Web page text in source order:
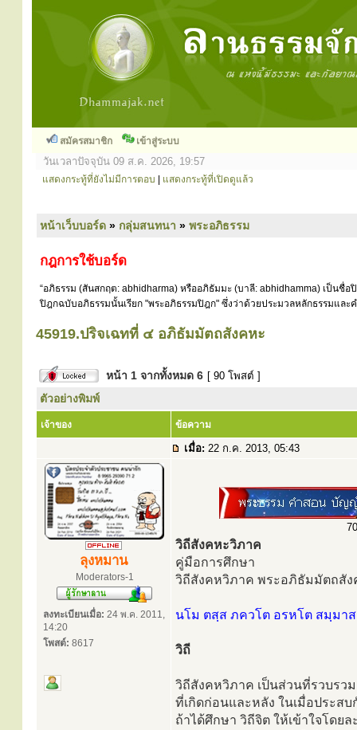
สมัครสมาชิก เข้าสู่ระบบ
วันเวลาปัจจุบัน 09 ส.ค. 2026, 19:57
แสดงกระทู้ที่ยังไม่มีการตอบ แสดงกระทู้ที่เปิดดูแล้ว
หน้าเว็บบอร์ด » กลุ่มสนทนา » พระอภิธรรม
กฎการใช้บอร์ด
“อภิธรรม (สันสกฤต: abhidharma) หรืออภิธัมมะ (บาลี: abhidhamma) เป็น
ปิฎกฉบับอภิธรรมนั้นเรียก "พระอภิธรรมปิฎก" ซึ่งว่าด้วยประมวลหลักธรรมแล
45919.ปริจเฉทที่ ๔ อภิธัมมัตถสังคหะ
หน้า 1 จากทั้งหมด 6 [ 90 โพสต์ ]
ตัวอย่างพิมพ์
เจ้าของ ข้อความ
เมื่อ: 22 ก.ค. 2013, 05:43
ลุงหมาน
Moderators-1
ลงทะเบียนเมื่อ: 24 พ.ค. 2011,
14:20
โพสต์: 8617
วิถีสังคหะวิภาค
คู่มือการศึกษา
วิถีสังคหวิภาค พระอภิธัมมัตถสัง
นโม ตสฺส ภควโต อรหโต สมฺมา
วิถี
วิถีสังคหวิภาค เป็นส่วนที่รวบรว
ที่เกิดก่อนและหลัง ในเมื่อประส
ถ้าได้ศึกษา วิถีจิต ให้เข้าใจโดย